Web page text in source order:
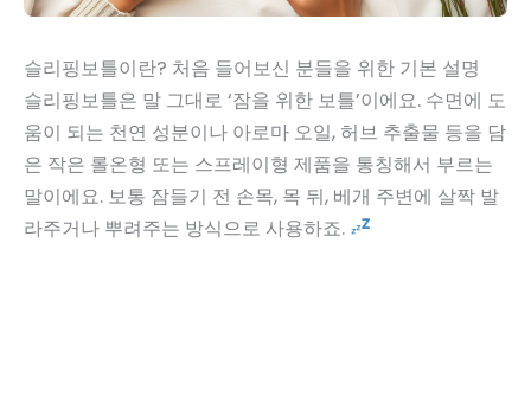
슬리핑보틀이란? 처음 들어보신 분들을 위한 기본 설명
슬리핑보틀은 말 그대로 ‘잠을 위한 보틀’이에요. 수면에 도
움이 되는 천연 성분이나 아로마 오일, 허브 추출물 등을 담
은 작은 롤온형 또는 스프레이형 제품을 통칭해서 부르는
말이에요. 보통 잠들기 전 손목, 목 뒤, 베개 주변에 살짝 발
라주거나 뿌려주는 방식으로 사용하죠.